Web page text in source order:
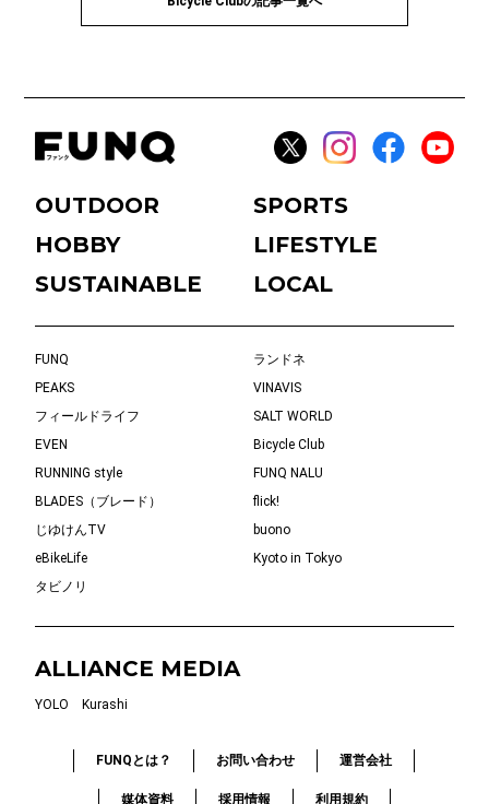
OUTDOOR
SPORTS
HOBBY
LIFESTYLE
SUSTAINABLE
LOCAL
FUNQ
ランドネ
PEAKS
VINAVIS
フィールドライフ
SALT WORLD
EVEN
Bicycle Club
RUNNING style
FUNQ NALU
BLADES（ブレード）
flick!
じゆけんTV
buono
eBikeLife
Kyoto in Tokyo
タビノリ
ALLIANCE MEDIA
YOLO Kurashi
FUNQとは？ お問い合わせ 運営会社
媒体資料 採用情報 利用規約